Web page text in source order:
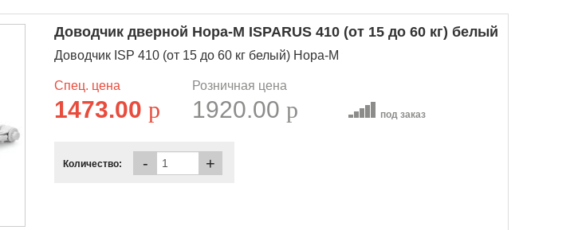
Доводчик дверной Нора-М ISPARUS 410 (от 15 до 60 кг) белый
Доводчик ISP 410 (от 15 до 60 кг белый) Нора-М
Спец. цена
1473.00p
Розничная цена
1920.00p под заказ
Количество: - +